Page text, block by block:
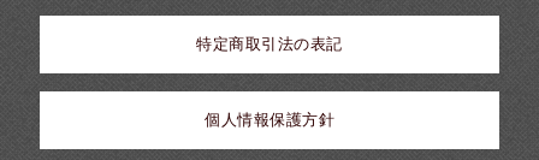
特定商取引法の表記
個人情報保護方針